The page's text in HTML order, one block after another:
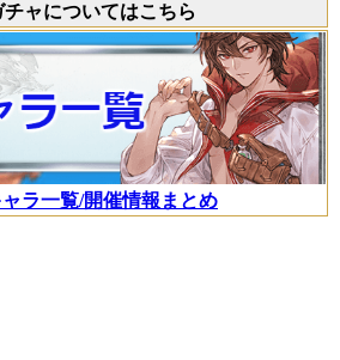
チャについてはこちら
ラ一覧/開催情報まとめ